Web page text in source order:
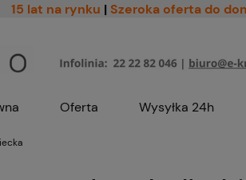
15 lat na rynku | Szeroka oferta do
Oferta Wysyłka 24h